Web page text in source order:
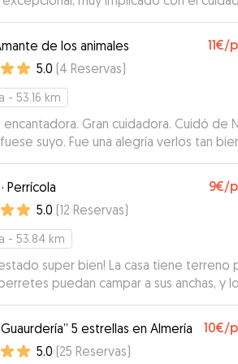
a mi cachorrita, a cuidado
todos los ámbitos, tanto en sus
como en atenciones y cuidados
a estado enviando fotos y videos
el primer momento dando una enorme
no a escatimado en cuidados
tener una calidad humana ejemplar.
regresó a casa muy contenta y feliz y
muchísimo mas.. Se nota que le gustan
cuidar muy bien de ellos, Su perrito
un angelito a quien Dios en vez de alas
a sido paciente, cariñoso y
dejado apoderase de su casa, su camita y
sus juguetes… una excelente y ejemplar
para cualquier otro perrito. David es una
la máxima confianza y recomendable
gracias David.”
de los animales 11€/
5.0 (4 Reservas)
- 53.16 km
encantadora. Gran cuidadora. Cuidó de
suyo. Fue una alegría verlos tan
· Perrícola 9€/
5.0 (12 Reservas)
- 53.84 km
super bien! La casa tiene terreno
puedan campar a sus anchas, y
sido super amables.”
5 estrellas en Almería 10€/
5.0 (25 Reservas)